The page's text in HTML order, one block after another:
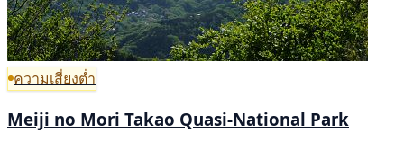
ความเสี่ยงต่ำ
Meiji no Mori Takao Quasi-National Park